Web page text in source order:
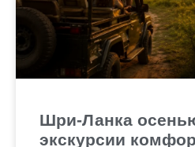
Шри-Ланка
экскурсии